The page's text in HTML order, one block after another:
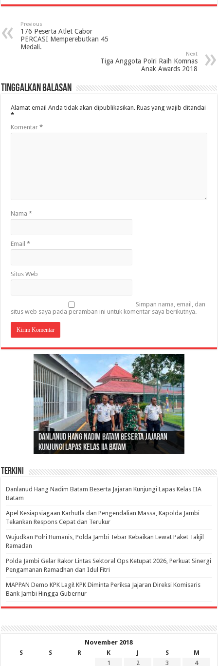
Previous
176 Peserta Atlet Cabor
PERCASI Memperebutkan 45
Medali.
Next
Tiga Anggota Polri Raih Komnas
Anak Awards 2018
Tinggalkan Balasan
Alamat email Anda tidak akan dipublikasikan. Ruas yang wajib ditandai
*
Komentar*
Nama*
Email*
Situs Web
Simpan nama, email, dan
situs web saya pada peramban ini untuk komentar saya berikutnya.
Danlanud Hang Nadim Batam Beserta Jajaran
Kunjungi Lapas Kelas IIA Batam
Silaturahmi dan Reses Komite I DPD RI di Polda
Jambi Bahas Sinergitas Penanganan Narkotika
Gubernur Al Haris: Lomba Cerdas Cermat Sarana
Edukasi Pembentukan Karakter Generasi
Penerus
Gubernur Al Haris Dorong Koperasi Merah Putih
Cepat Beroperasi Agar Bisa Layani Masyarakat
Penuhi Kebutuhannya
Sosok Fenomenal yang Menggetarkan
Nusantara: Ratu Wangsa, Wanita Berkelas
dengan Pengaruh Internasional
Terkini
Danlanud Hang Nadim Batam Beserta Jajaran Kunjungi Lapas Kelas IIA
Batam
Apel Kesiapsiagaan Karhutla dan Pengendalian Massa, Kapolda Jambi
Tekankan Respons Cepat dan Terukur
Wujudkan Polri Humanis, Polda Jambi Tebar Kebaikan Lewat Paket Takjil
Ramadan
Polda Jambi Gelar Rakor Lintas Sektoral Ops Ketupat 2026, Perkuat Sinergi
Pengamanan Ramadhan dan Idul Fitri
‎MAPPAN Demo KPK Lagi! KPK Diminta Periksa Jajaran Direksi Komisaris
Bank Jambi Hingga Gubernur ‎
November 2018
S
S R K J S
M
1
2 3
4